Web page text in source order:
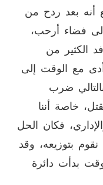
أنه بعد ردح من
فضاء أرحب،
الكثير من
أدى مع الوقت إلى
ضرب
خاصة أننا
فكان الحل
بتوزيعه، وقد
2007، ومع الوقت بدأت دائرة